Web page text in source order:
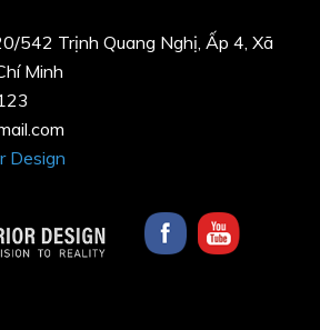
542 Trịnh Quang Nghị, Ấp 4, Xã
Minh
Design